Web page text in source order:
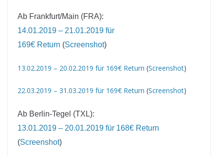
Ab Frankfurt/Main (FRA):
14.01.2019 – 21.01.2019 für
169€ Return (Screenshot)
13.02.2019 – 20.02.2019 für 169€ Return (Screenshot)
22.03.2019 – 31.03.2019 für 169€ Return (Screenshot)
Ab Berlin-Tegel (TXL):
13.01.2019 – 20.01.2019 für 168€ Return
(Screenshot)